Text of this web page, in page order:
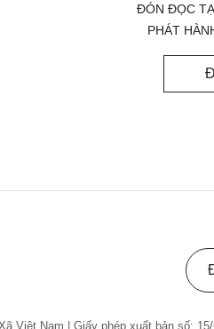
ĐÓN ĐỌC
PHÁT
Việt Nam | Giấy phép xuất bản số: